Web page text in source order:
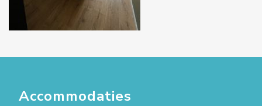
Accommodaties